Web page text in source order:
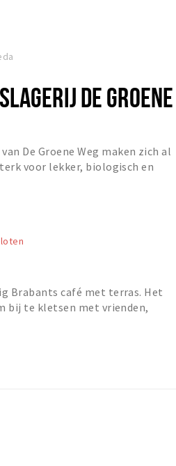
DE GROENE
De Groene Weg maken zich al
voor lekker, biologisch en
Brabants café met terras. Het
bij te kletsen met vrienden,